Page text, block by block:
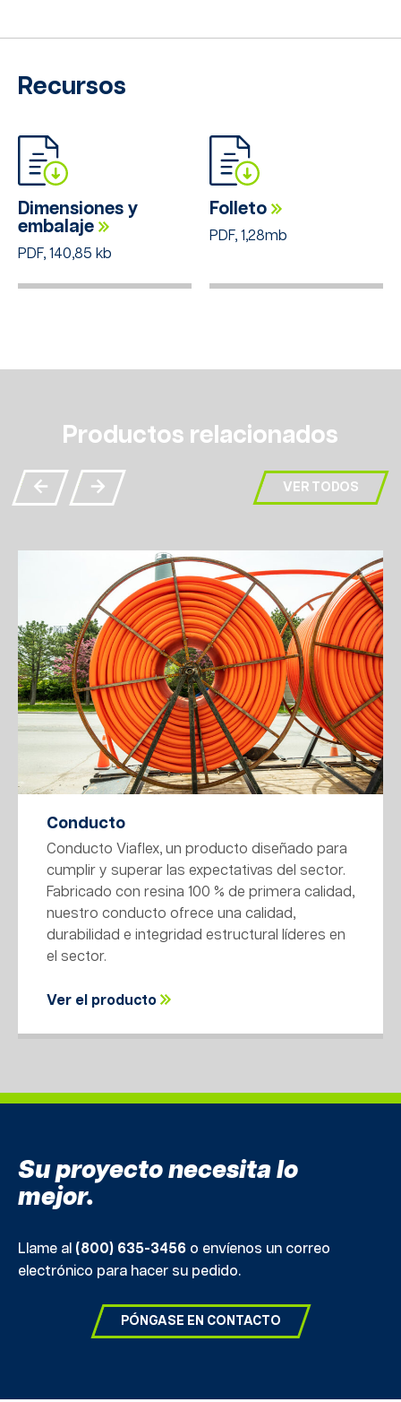
Recursos
Dimensiones y
embalaje
PDF, 140,85 kb
Folleto
PDF, 1,28mb
Productos relacionados
VER TODOS
Conducto
Conducto Viaflex, un producto diseñado para
cumplir y superar las expectativas del sector.
Fabricado con resina 100 % de primera calidad,
nuestro conducto ofrece una calidad,
durabilidad e integridad estructural líderes en
el sector.
Ver el producto
Su proyecto necesita lo
mejor.
Llame al (800) 635-3456 o envíenos un correo
electrónico para hacer su pedido.
PÓNGASE EN CONTACTO